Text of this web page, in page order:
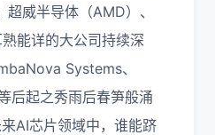
威半导体（AMD）、
能详的大公司持续深
Systems、
后起之秀雨后春笋般涌
AI芯片领域中，谁能跻